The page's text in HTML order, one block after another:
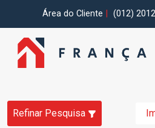
Área do Cliente (012)
Refinar Pesquisa